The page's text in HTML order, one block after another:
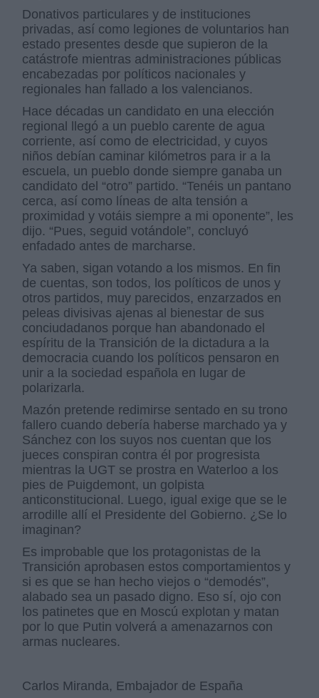
Donativos particulares y de instituciones
privadas, así como legiones de voluntarios han
estado presentes desde que supieron de la
catástrofe mientras administraciones públicas
encabezadas por políticos nacionales y
regionales han fallado a los valencianos.
Hace décadas un candidato en una elección
regional llegó a un pueblo carente de agua
corriente, así como de electricidad, y cuyos
niños debían caminar kilómetros para ir a la
escuela, un pueblo donde siempre ganaba un
candidato del “otro” partido. “Tenéis un pantano
cerca, así como líneas de alta tensión a
proximidad y votáis siempre a mi oponente”, les
dijo. “Pues, seguid votándole”, concluyó
enfadado antes de marcharse.
Ya saben, sigan votando a los mismos. En fin
de cuentas, son todos, los políticos de unos y
otros partidos, muy parecidos, enzarzados en
peleas divisivas ajenas al bienestar de sus
conciudadanos porque han abandonado el
espíritu de la Transición de la dictadura a la
democracia cuando los políticos pensaron en
unir a la sociedad española en lugar de
polarizarla.
Mazón pretende redimirse sentado en su trono
fallero cuando debería haberse marchado ya y
Sánchez con los suyos nos cuentan que los
jueces conspiran contra él por progresista
mientras la UGT se prostra en Waterloo a los
pies de Puigdemont, un golpista
anticonstitucional. Luego, igual exige que se le
arrodille allí el Presidente del Gobierno. ¿Se lo
imaginan?
Es improbable que los protagonistas de la
Transición aprobasen estos comportamientos y
si es que se han hecho viejos o “demodés”,
alabado sea un pasado digno. Eso sí, ojo con
los patinetes que en Moscú explotan y matan
por lo que Putin volverá a amenazarnos con
armas nucleares.
Carlos Miranda, Embajador de España